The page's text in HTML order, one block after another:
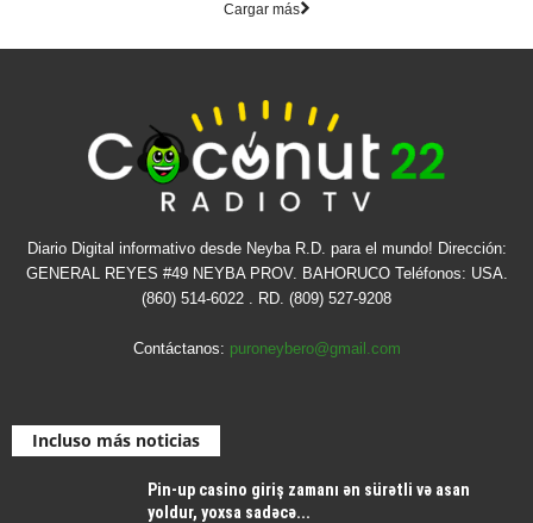
Cargar más
Diario Digital informativo desde Neyba R.D. para el mundo! Dirección:
GENERAL REYES #49 NEYBA PROV. BAHORUCO Teléfonos: USA.
(860) 514-6022 . RD. (809) 527-9208
Contáctanos: puroneybero@gmail.com
Incluso más noticias
Pin-up casino giriş zamanı ən sürətli və asan
yoldur, yoxsa sadəcə...